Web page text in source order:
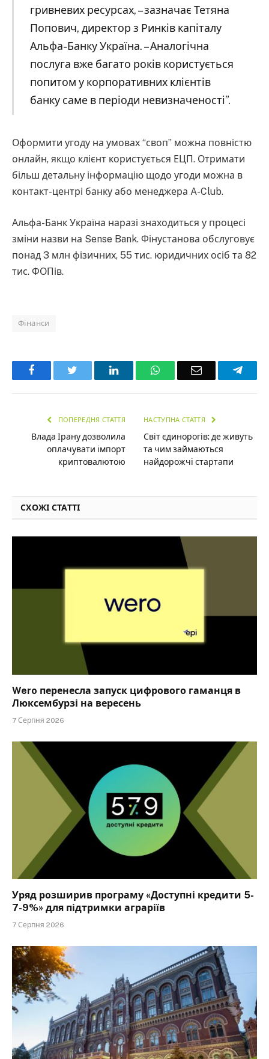
гривневих ресурсах, – зазначає Тетяна
Попович, директор з Ринків капіталу
Альфа-Банку Україна. – Аналогічна
послуга вже багато років користується
попитом у корпоративних клієнтів
банку саме в періоди невизначеності”.
Оформити угоду на умовах “своп” можна повністю
онлайн, якщо клієнт користується ЕЦП. Отримати
більш детальну інформацію щодо угоди можна в
контакт-центрі банку або менеджера A-Club.
Альфа-Банк Україна наразі знаходиться у процесі
зміни назви на Sense Bank. Фінустанова обслуговує
понад 3 млн фізичних, 55 тис. юридичних осіб та 82
тис. ФОПів.
Фінанси
Facebook LinkedInWhatsAppEmail
ПОПЕРЕДНЯ СТАТТЯ
Влада Ірану дозволила
оплачувати імпорт
криптовалютою
НАСТУПНА СТАТТЯ
Світ єдинорогів: де живуть
та чим займаються
найдорожчі стартапи
СХОЖІ СТАТТІ
Wero перенесла запуск цифрового гаманця в
Люксембурзі на вересень
7 Серпня 2026
Уряд розширив програму «Доступні кредити 5-
7-9%» для підтримки аграріїв
7 Серпня 2026